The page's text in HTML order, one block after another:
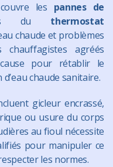
les pannes de
du thermostat
chaude et problèmes
chauffagistes agréés
pour rétablir le
chaude sanitaire.
gicleur encrassé,
ou usure du corps
au fioul nécessite
pour manipuler ce
les normes.